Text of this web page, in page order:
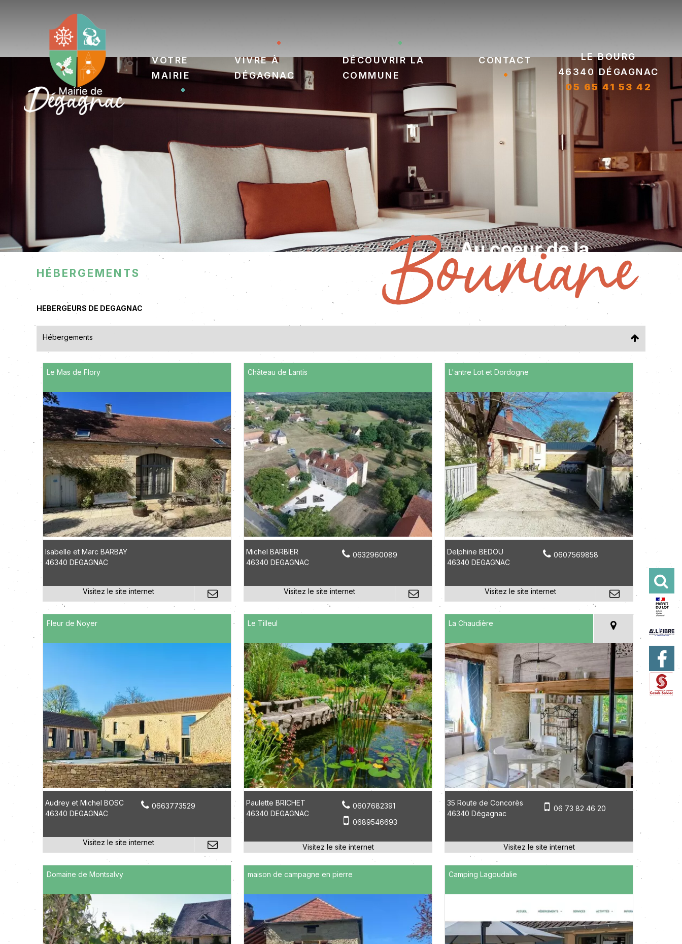
Le bourg
46340 DÉGAGNAC
05 65 41 53 42
Votre
Mairie
Vivre à
Dégagnac
Découvrir la
commune
Contact
Hébergements
HEBERGEURS DE DEGAGNAC
Hébergements
Le Mas de Flory
Isabelle et Marc BARBAY
46340 DEGAGNAC
Château de Lantis
Michel BARBIER
46340 DEGAGNAC
0632960089
L'antre Lot et Dordogne
Delphine BEDOU
46340 DEGAGNAC
0607569858
Fleur de Noyer
Audrey et Michel BOSC
46340 DEGAGNAC
0663773529
Le Tilleul
Paulette BRICHET
46340 DEGAGNAC
0607682391
0689546693
La Chaudière
35 Route de Concorès
46340 Dégagnac
06 73 82 46 20
Domaine de Montsalvy maison de campagne en pierre Camping Lagoudalie